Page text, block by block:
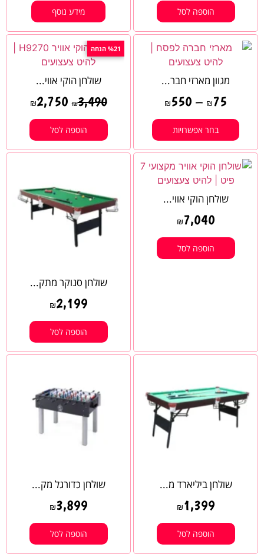
הוספה לסל מידע נוסף
מגוון מארזי חבר...
₪ 75
–
₪ 550
בחר אפשרויות
%21 הנחה
שולחן הוקי אווי...
₪3,490
₪2,750
הוספה לסל
שולחן הוקי אווי...
₪ 7,040
הוספה לסל
שולחן סנוקר מתק...
₪2,199
הוספה לסל
שולחן ביליארד מ...
₪ 1,399
הוספה לסל
שולחן כדורגל מק...
₪3,899
הוספה לסל